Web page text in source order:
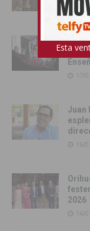
17/
con
17/
Juan
16/
2026
16/
Esta